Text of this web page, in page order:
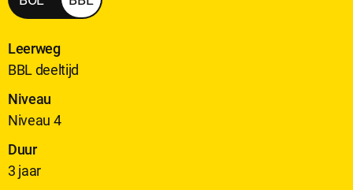
Leerweg
BBL deeltijd
Niveau
Niveau 4
Duur
3 jaar